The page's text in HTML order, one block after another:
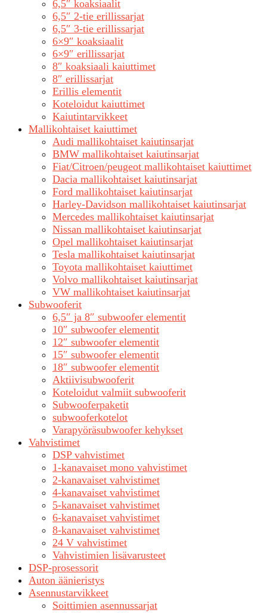
6,5″ koaksiaalit
6,5″ 2-tie erillissarjat
6,5″ 3-tie erillissarjat
6×9″ koaksiaalit
6×9″ erillissarjat
8″ koaksiaali kaiuttimet
8″ erillissarjat
Erillis elementit
Koteloidut kaiuttimet
Kaiutintarvikkeet
Mallikohtaiset kaiuttimet
Audi mallikohtaiset kaiutinsarjat
BMW mallikohtaiset kaiutinsarjat
Fiat/Citroen/peugeot mallikohtaiset kaiuttimet
Dacia mallikohtaiset kaiutinsarjat
Ford mallikohtaiset kaiutinsarjat
Harley-Davidson mallikohtaiset kaiutinsarjat
Mercedes mallikohtaiset kaiutinsarjat
Nissan mallikohtaiset kaiutinsarjat
Opel mallikohtaiset kaiutinsarjat
Tesla mallikohtaiset kaiutinsarjat
Toyota mallikohtaiset kaiuttimet
Volvo mallikohtaiset kaiutinsarjat
VW mallikohtaiset kaiutinsarjat
Subwooferit
6,5″ ja 8″ subwoofer elementit
10″ subwoofer elementit
12″ subwoofer elementit
15″ subwoofer elementit
18″ subwoofer elementit
Aktiivisubwooferit
Koteloidut valmiit subwooferit
Subwooferpaketit
subwooferkotelot
Varapyöräsubwoofer kehykset
Vahvistimet
DSP vahvistimet
1-kanavaiset mono vahvistimet
2-kanavaiset vahvistimet
4-kanavaiset vahvistimet
5-kanavaiset vahvistimet
6-kanavaiset vahvistimet
8-kanavaiset vahvistimet
24 V vahvistimet
Vahvistimien lisävarusteet
DSP-prosessorit
Auton äänieristys
Asennustarvikkeet
Soittimien asennussarjat